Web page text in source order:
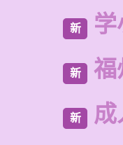
新
新 福
新